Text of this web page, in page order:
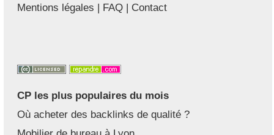
Mentions légales | FAQ | Contact
CP les plus populaires du mois
Où acheter des backlinks de qualité ?